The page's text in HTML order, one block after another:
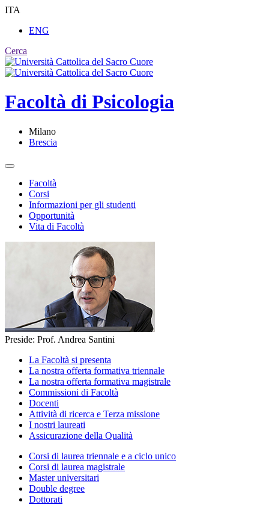
ITA
ENG
Cerca
Facoltà di Psicologia
Milano
Brescia
Facoltà
Corsi
Informazioni per gli studenti
Opportunità
Vita di Facoltà
Preside: Prof. Andrea Santini
La Facoltà si presenta
La nostra offerta formativa triennale
La nostra offerta formativa magistrale
Commissioni di Facoltà
Docenti
Attività di ricerca e Terza missione
I nostri laureati
Assicurazione della Qualità
Corsi di laurea triennale e a ciclo unico
Corsi di laurea magistrale
Master universitari
Double degree
Dottorati